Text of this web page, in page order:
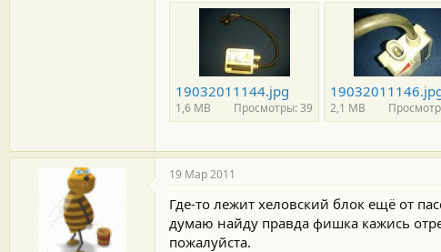
19032011144.jpg
1,6 MB Просмотры: 39 2,1 MB
19 Мар 2011
Где-то лежит хеловский блок ещё от
думаю найду правда фишка кажись
пожалуйста.